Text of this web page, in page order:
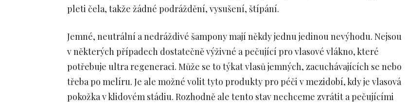
pleti čela, takže žádné podráždění, vysušení, štípání.
Jemné, neutrální a nedráždivé šampony mají někdy jednu jedinou nevýhodu. Nejsou
v některých případech dostatečně výživné a pečující pro vlasové vlákno, které
potřebuje ultra regeneraci. Může se to týkat vlasů jemných, zacuchávajících se nebo
třeba po melíru. Je ale možné volit tyto produkty pro péči v mezidobí, kdy je vlasová
pokožka v klidovém stádiu. Rozhodně ale tento stav nechceme zvrátit a pečujícími